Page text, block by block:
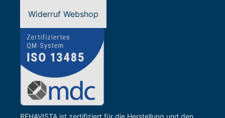
Widerruf Webshop